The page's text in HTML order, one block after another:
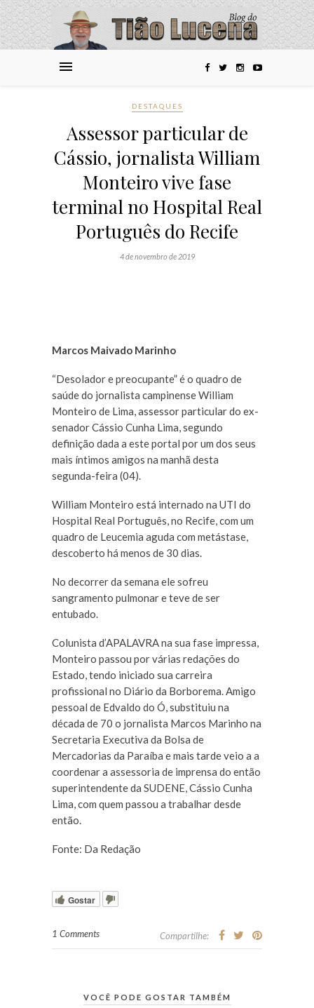
DESTAQUES
Assessor particular de
Cássio, jornalista William
Monteiro vive fase
terminal no Hospital Real
Português do Recife
4 de novembro de 2019
Marcos Maivado Marinho
“Desolador e preocupante” é o quadro de
saúde do jornalista campinense William
Monteiro de Lima, assessor particular do ex-
senador Cássio Cunha Lima, segundo
definição dada a este portal por um dos seus
mais íntimos amigos na manhã desta
segunda-feira (04).
William Monteiro está internado na UTI do
Hospital Real Português, no Recife, com um
quadro de Leucemia aguda com metástase,
descoberto há menos de 30 dias.
No decorrer da semana ele sofreu
sangramento pulmonar e teve de ser
entubado.
Colunista d’APALAVRA na sua fase impressa,
Monteiro passou por várias redações do
Estado, tendo iniciado sua carreira
profissional no Diário da Borborema. Amigo
pessoal de Edvaldo do Ó, substituiu na
década de 70 o jornalista Marcos Marinho na
Secretaria Executiva da Bolsa de
Mercadorias da Paraíba e mais tarde veio a a
coordenar a assessoria de imprensa do então
superintendente da SUDENE, Cássio Cunha
Lima, com quem passou a trabalhar desde
então.
Fonte: Da Redação
Gostar
1 Comments Compartilhe:
VOCÊ PODE GOSTAR TAMBÉM